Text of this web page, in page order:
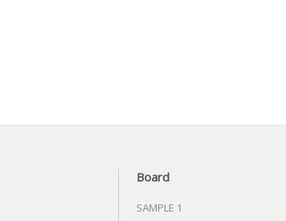
Board
SAMPLE 1